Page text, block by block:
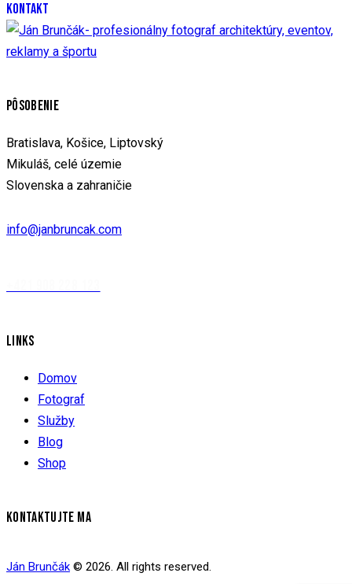
KONTAKT
PÔSOBENIE
Bratislava, Košice, Liptovský
Mikuláš, celé územie
Slovenska a zahraničie
info@janbruncak.com
LINKS
Domov
Fotograf
Služby
Blog
Shop
KONTAKTUJTE MA
Ján Brunčák © 2026. All rights reserved.